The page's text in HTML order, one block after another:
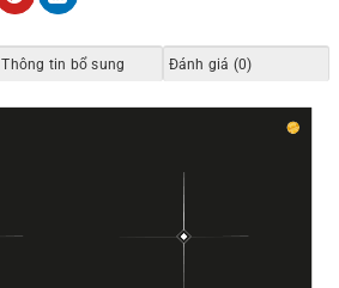
Thông tin bổ sung Đánh giá (0)